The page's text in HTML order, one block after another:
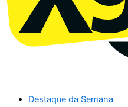
Destaque da Semana